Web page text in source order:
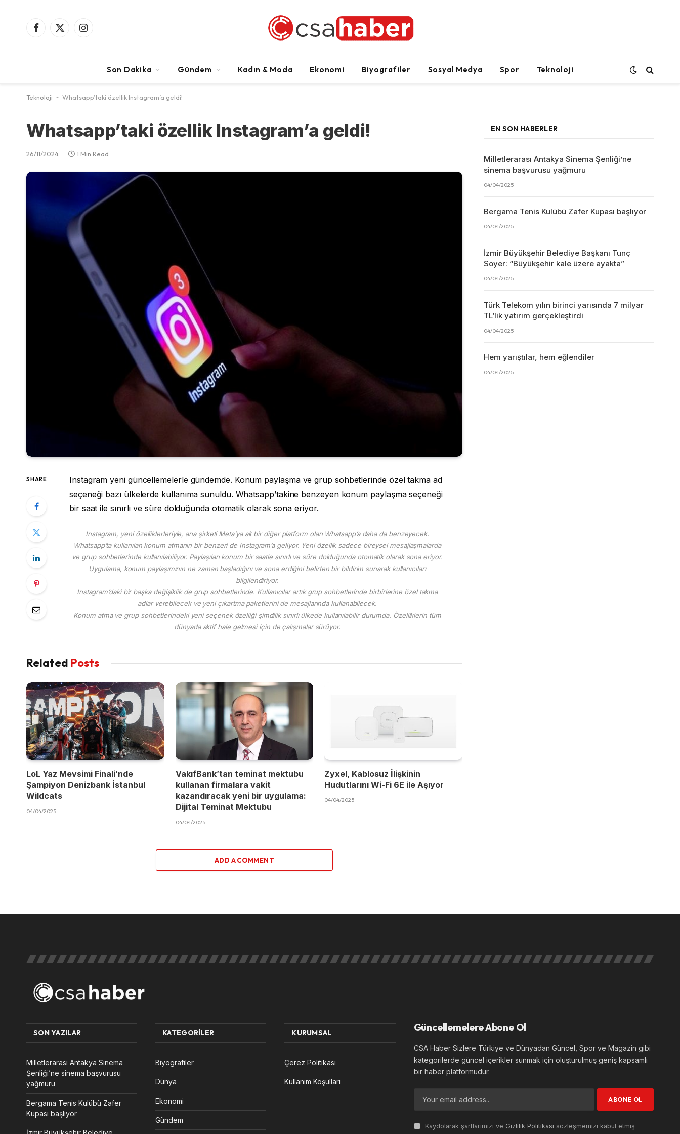
Facebook
X
Instagram
Son Dakika Gündem Kadın & Moda Ekonomi Biyografiler Sosyal Medya Spor Teknoloji
Teknoloji - Whatsapp’taki özellik Instagram’a geldi!
Whatsapp’taki özellik Instagram’a geldi!
26/11/2024 1 Min Read
SHARE
Instagram yeni güncellemelerle gündemde. Konum paylaşma ve grup sohbetlerinde özel takma ad
seçeneği bazı ülkelerde kullanıma sunuldu. Whatsapp’takine benzeyen konum paylaşma seçeneği
bir saat ile sınırlı ve süre dolduğunda otomatik olarak sona eriyor.
Instagram, yeni özelliklerleriyle, ana şirketi Meta’ya ait bir diğer platform olan Whatsapp’a daha da benzeyecek.
Whatsapp’ta kullanılan konum atmanın bir benzeri de Instagram’a geliyor. Yeni özellik sadece bireysel mesajlaşmalarda
ve grup sohbetlerinde kullanılabiliyor. Paylaşılan konum bir saatle sınırlı ve süre dolduğunda otomatik olarak sona eriyor.
Uygulama, konum paylaşımının ne zaman başladığını ve sona erdiğini belirten bir bildirim sunarak kullanıcıları
bilgilendiriyor.
Instagram’daki bir başka değişiklik de grup sohbetlerinde. Kullanıcılar artık grup sohbetlerinde birbirlerine özel takma
adlar verebilecek ve yeni çıkartma paketlerini de mesajlarında kullanabilecek.
Konum atma ve grup sohbetlerindeki yeni seçenek özelliği şimdilik sınırlı ülkede kullanılabilir durumda. Özelliklerin tüm
dünyada aktif hale gelmesi için de çalışmalar sürüyor.
Related Posts
LoL Yaz Mevsimi Finali’nde
Şampiyon Denizbank İstanbul
Wildcats
04/04/2025
VakıfBank’tan teminat mektubu
kullanan firmalara vakit
kazandıracak yeni bir uygulama:
Dijital Teminat Mektubu
04/04/2025
Zyxel, Kablosuz İlişkinin
Hudutlarını Wi-Fi 6E ile Aşıyor
04/04/2025
ADD A COMMENT
EN SON HABERLER
Milletlerarası Antakya Sinema Şenliği’ne
sinema başvurusu yağmuru
04/04/2025
Bergama Tenis Kulübü Zafer Kupası başlıyor
04/04/2025
İzmir Büyükşehir Belediye Başkanı Tunç
Soyer: “Büyükşehir kale üzere ayakta”
04/04/2025
Türk Telekom yılın birinci yarısında 7 milyar
TL’lik yatırım gerçekleştirdi
04/04/2025
Hem yarıştılar, hem eğlendiler
04/04/2025
SON YAZILAR
Milletlerarası Antakya Sinema
Şenliği’ne sinema başvurusu
yağmuru
Bergama Tenis Kulübü Zafer
Kupası başlıyor
KATEGORILER
Biyografiler
Dünya
Ekonomi
Gündem
KURUMSAL
Çerez Politikası
Kullanım Koşulları
Güncellemelere Abone Ol
CSA Haber Sizlere Türkiye ve Dünyadan Güncel, Spor ve Magazin gibi
kategorilerde güncel içerikler sunmak için oluşturulmuş geniş kapsamlı
bir haber platformudur.
Kaydolarak şartlarımızı ve Gizlilik Politikası sözleşmemizi kabul etmiş